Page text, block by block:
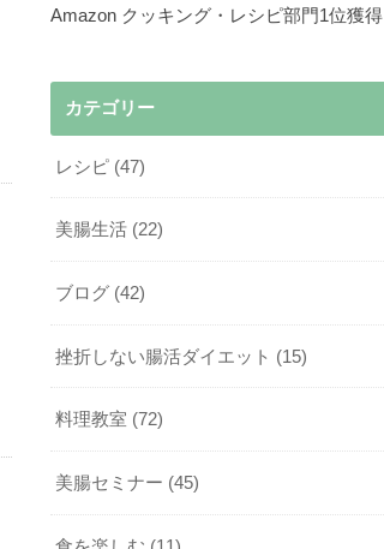
Amazon クッキング・レシピ部門1位獲得
カテゴリー
レシピ (47)
美腸生活 (22)
ブログ (42)
挫折しない腸活ダイエット (15)
料理教室 (72)
美腸セミナー (45)